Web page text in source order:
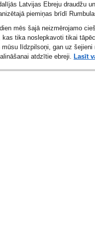
Latvijas Ebreju draudžu
piemiņas brīdī
mēs šajā neizmērojamo
kas tika noslepkavoti tikai
mūsu līdzpilsoņi, gan uz šejieni
atdzītie ebreji. Lasīt